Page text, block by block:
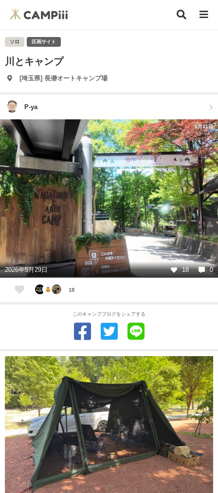
ソロ 区画サイト
川とキャンプ
[埼玉県] 長瀞オートキャンプ場
P-ya
5月31日
2026年5月29日 18 0
18
このキャンプブログをシェアする